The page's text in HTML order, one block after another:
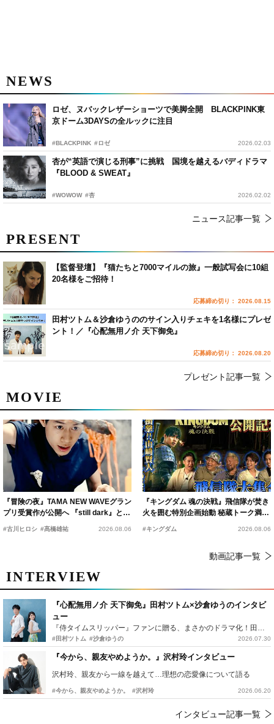
NEWS
ロゼ、ヌバックレザーショーツで美脚全開 BLACKPINK東
京ドーム3DAYSの全ルックに注目
#BLACKPINK #ロゼ 2026.02.03
杏が“英語で演じる刑事”に挑戦 国境を越えるバディドラマ
『BLOOD & SWEAT』
#WOWOW #杏 2026.02.02
ニュース記事一覧
MOVIE
『冒険の夜』TAMA NEW WAVEグラン
プリ受賞作が公開へ 『still dark』と同
時上映決定
#古川ヒロシ #髙橋雄祐 2026.08.06
『キングダム 魂の決戦』飛信隊が焚き
火を囲む特別企画始動 秘蔵トーク満載
の“キングダムキャンプ”開催
#キングダム 2026.08.06
動画記事一覧
INTERVIEW
『心配無用ノ介 天下御免』田村ツトム×沙倉ゆうのインタビ
ュー
『侍タイムスリッパー』ファンに贈る、まさかのドラマ化！田村ツトム×沙倉ゆうのが語る『心配無用ノ介』撮影秘話
#田村ツトム #沙倉ゆうの 2026.07.30
『今から、親友やめようか。』沢村玲インタビュー
沢村玲、親友から一線を越えて…理想の恋愛像について語る
#今から、親友やめようか。 #沢村玲 2026.06.20
インタビュー記事一覧
PRESENT
【監督登壇】『猫たちと7000マイルの旅』一般試写会に10組
20名様をご招待！
応募締め切り： 2026.08.15
田村ツトム＆沙倉ゆうののサイン入りチェキを1名様にプレゼ
ント！／『心配無用ノ介 天下御免』
応募締め切り： 2026.08.20
プレゼント記事一覧